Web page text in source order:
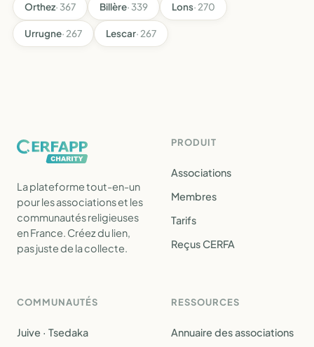
Orthez· 367 Billère· 339 Lons· 270
Urrugne· 267 Lescar· 267
La plateforme tout-en-un
pour les associations et les
communautés religieuses
en France. Créez du lien,
pas juste de la collecte.
PRODUIT
Associations
Membres
Tarifs
Reçus CERFA
COMMUNAUTÉS
Juive · Tsedaka
RESSOURCES
Annuaire des associations